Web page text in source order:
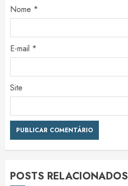
Nome *
E-mail *
Site
POSTS RELACIONADOS